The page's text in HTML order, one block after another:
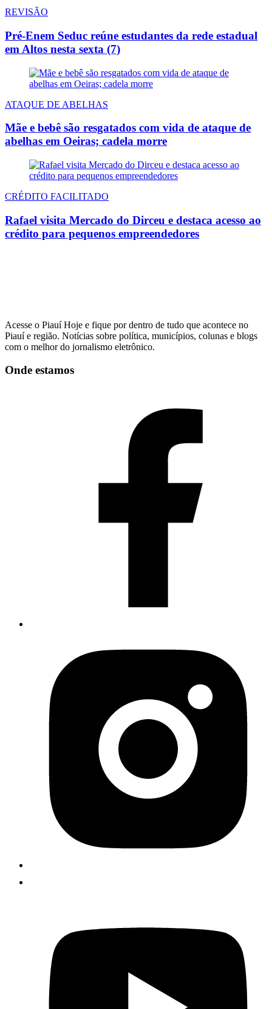
REVISÃO
Pré-Enem Seduc reúne estudantes da rede estadual
em Altos nesta sexta (7)
ATAQUE DE ABELHAS
Mãe e bebê são resgatados com vida de ataque de
abelhas em Oeiras; cadela morre
CRÉDITO FACILITADO
Rafael visita Mercado do Dirceu e destaca acesso ao
crédito para pequenos empreendedores
Acesse o Piauí Hoje e fique por dentro de tudo que acontece no
Piauí e região. Notícias sobre política, municípios, colunas e blogs
com o melhor do jornalismo eletrônico.
Onde estamos